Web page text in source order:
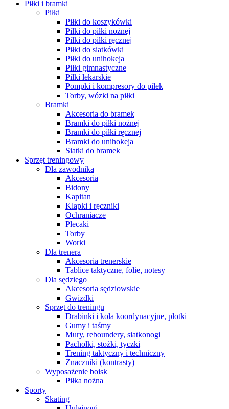
Piłki i bramki
Piłki
Piłki do koszykówki
Piłki do piłki nożnej
Piłki do piłki ręcznej
Piłki do siatkówki
Piłki do unihokeja
Piłki gimnastyczne
Piłki lekarskie
Pompki i kompresory do piłek
Torby, wózki na piłki
Bramki
Akcesoria do bramek
Bramki do piłki nożnej
Bramki do piłki ręcznej
Bramki do unihokeja
Siatki do bramek
Sprzęt treningowy
Dla zawodnika
Akcesoria
Bidony
Kapitan
Klapki i ręczniki
Ochraniacze
Plecaki
Torby
Worki
Dla trenera
Akcesoria trenerskie
Tablice taktyczne, folie, notesy
Dla sędziego
Akcesoria sędziowskie
Gwizdki
Sprzęt do treningu
Drabinki i koła koordynacyjne, płotki
Gumy i taśmy
Mury, reboundery, siatkonogi
Pachołki, stożki, tyczki
Trening taktyczny i techniczny
Znaczniki (kontrasty)
Wyposażenie boisk
Piłka nożna
Sporty
Skating